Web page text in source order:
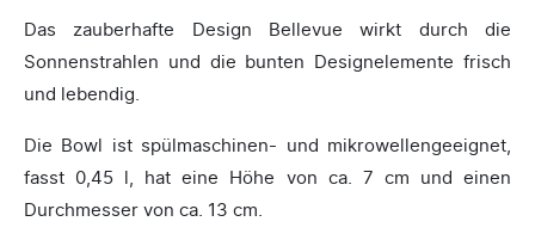
Das zauberhafte Design Bellevue wirkt durch die
Sonnenstrahlen und die bunten Designelemente frisch
und lebendig.
Die Bowl ist spülmaschinen- und mikrowellengeeignet,
fasst 0,45 l, hat eine Höhe von ca. 7 cm und einen
Durchmesser von ca. 13 cm.